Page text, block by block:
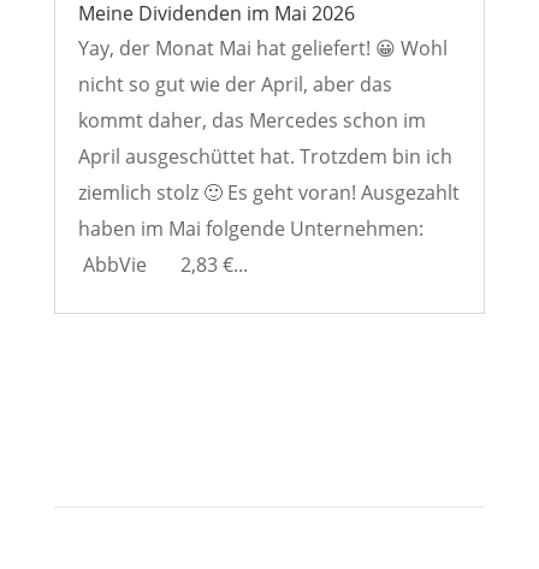
Meine Dividenden im Mai 2026
Yay, der Monat Mai hat geliefert! 😀 Wohl
nicht so gut wie der April, aber das
kommt daher, das Mercedes schon im
April ausgeschüttet hat. Trotzdem bin ich
ziemlich stolz 🙂 Es geht voran! Ausgezahlt
haben im Mai folgende Unternehmen:
AbbVie 2,83 €...